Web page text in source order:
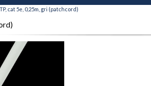
cat 5e, 0,25m, gri (patchcord)